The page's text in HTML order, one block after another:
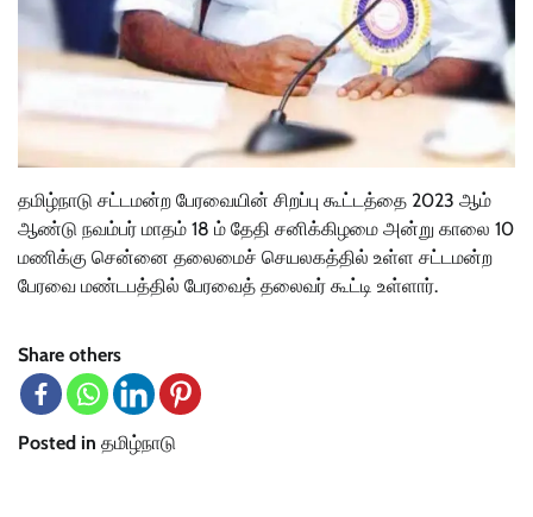
தமிழ்நாடு சட்டமன்ற பேரவையின் சிறப்பு கூட்டத்தை 2023 ஆம்
ஆண்டு நவம்பர் மாதம் 18 ம் தேதி சனிக்கிழமை அன்று காலை 10
மணிக்கு சென்னை தலைமைச் செயலகத்தில் உள்ள சட்டமன்ற
பேரவை மண்டபத்தில் பேரவைத் தலைவர் கூட்டி உள்ளார்.
Share others
Posted in தமிழ்நாடு